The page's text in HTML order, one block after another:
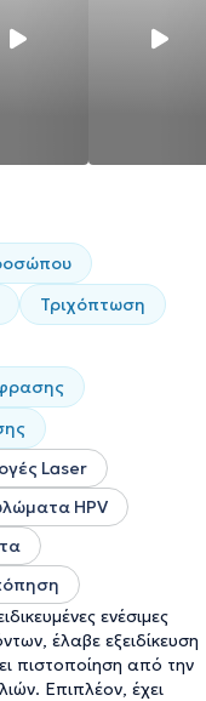
Τριχόπτωση
Laser
HPV
ενέσιμες
έλαβε εξειδίκευση
πιστοποίηση από την
Επιπλέον, έχει